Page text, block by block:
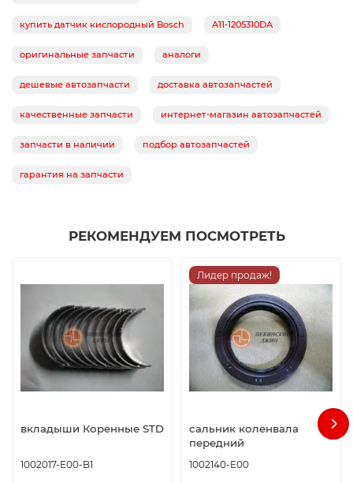
купить датчик кислородный Bosch A11-1205310DA
оригинальные запчасти аналоги
дешевые автозапчасти доставка автозапчастей
качественные запчасти интернет-магазин автозапчастей
запчасти в наличии подбор автозапчастей
гарантия на запчасти
РЕКОМЕНДУЕМ ПОСМОТРЕТЬ
вкладыши Коренные STD
1002017-E00-B1
Лидер продаж!
сальник коленвала
передний
1002140-E00